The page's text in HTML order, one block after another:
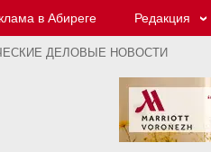
в Абиреге Редакция
ДЕЛОВЫЕ НОВОСТИ